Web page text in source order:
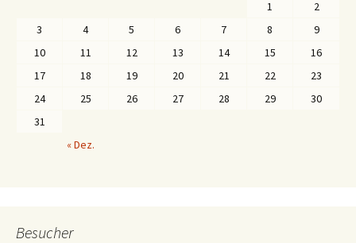
1
2
3
4 5 6 7 8
9
10
11 12 13 14 15
16
17
18 19 20 21 22
23
24
25 26 27 28 29
30
31
« Dez.
Besucher